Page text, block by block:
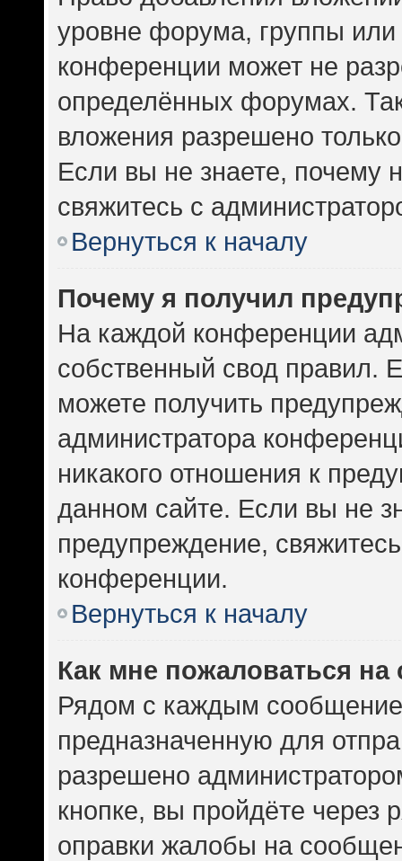
уровне форума, группы или
конференции может не
определённых форумах.
вложения разрешено
Если вы не знаете, почему
свяжитесь с
Вернуться к началу
Почему я получил
На каждой конференции
собственный свод правил.
можете получить
администратора
никакого отношения к
данном сайте. Если вы не
предупреждение,
конференции.
Вернуться к началу
Как мне пожаловаться
Рядом с каждым
предназначенную для
разрешено
кнопке, вы пройдёте
оправки жалобы на